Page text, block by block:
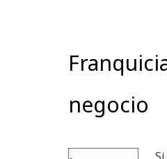
negocio